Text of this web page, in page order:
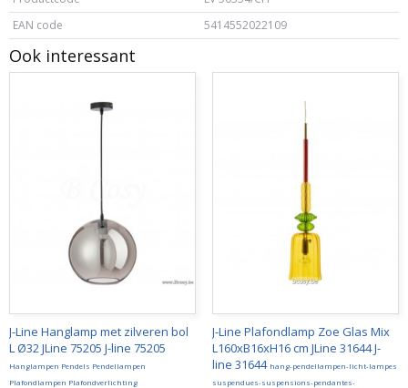
EAN code
5414552022109
Ook interessant
J-Line Hanglamp met zilveren bol
L Ø32 JLine 75205 J-line 75205
Hanglampen Pendels Pendellampen
Plafondlampen Plafondverlichting
J-Line Plafondlamp Zoe Glas Mix
L160xB16xH16 cm JLine 31644 J-
line 31644 hang-pendellampen-licht-lampes
suspendues-suspensions-pendantes-